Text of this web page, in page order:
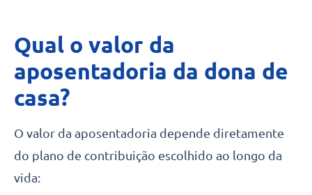
Qual o valor da
aposentadoria da dona de
casa?
O valor da aposentadoria depende diretamente
do plano de contribuição escolhido ao longo da
vida: